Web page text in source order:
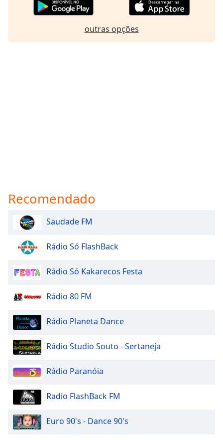
outras opções
Recomendado
Saudade FM
Rádio Só FlashBack
Rádio Só Kakarecos Festa
Rádio 80 FM
Rádio Planeta Dance
Rádio Studio Souto - Sertaneja
Rádio Paranóia
Radio FlashBack FM
Euro 90's - Dance 90's